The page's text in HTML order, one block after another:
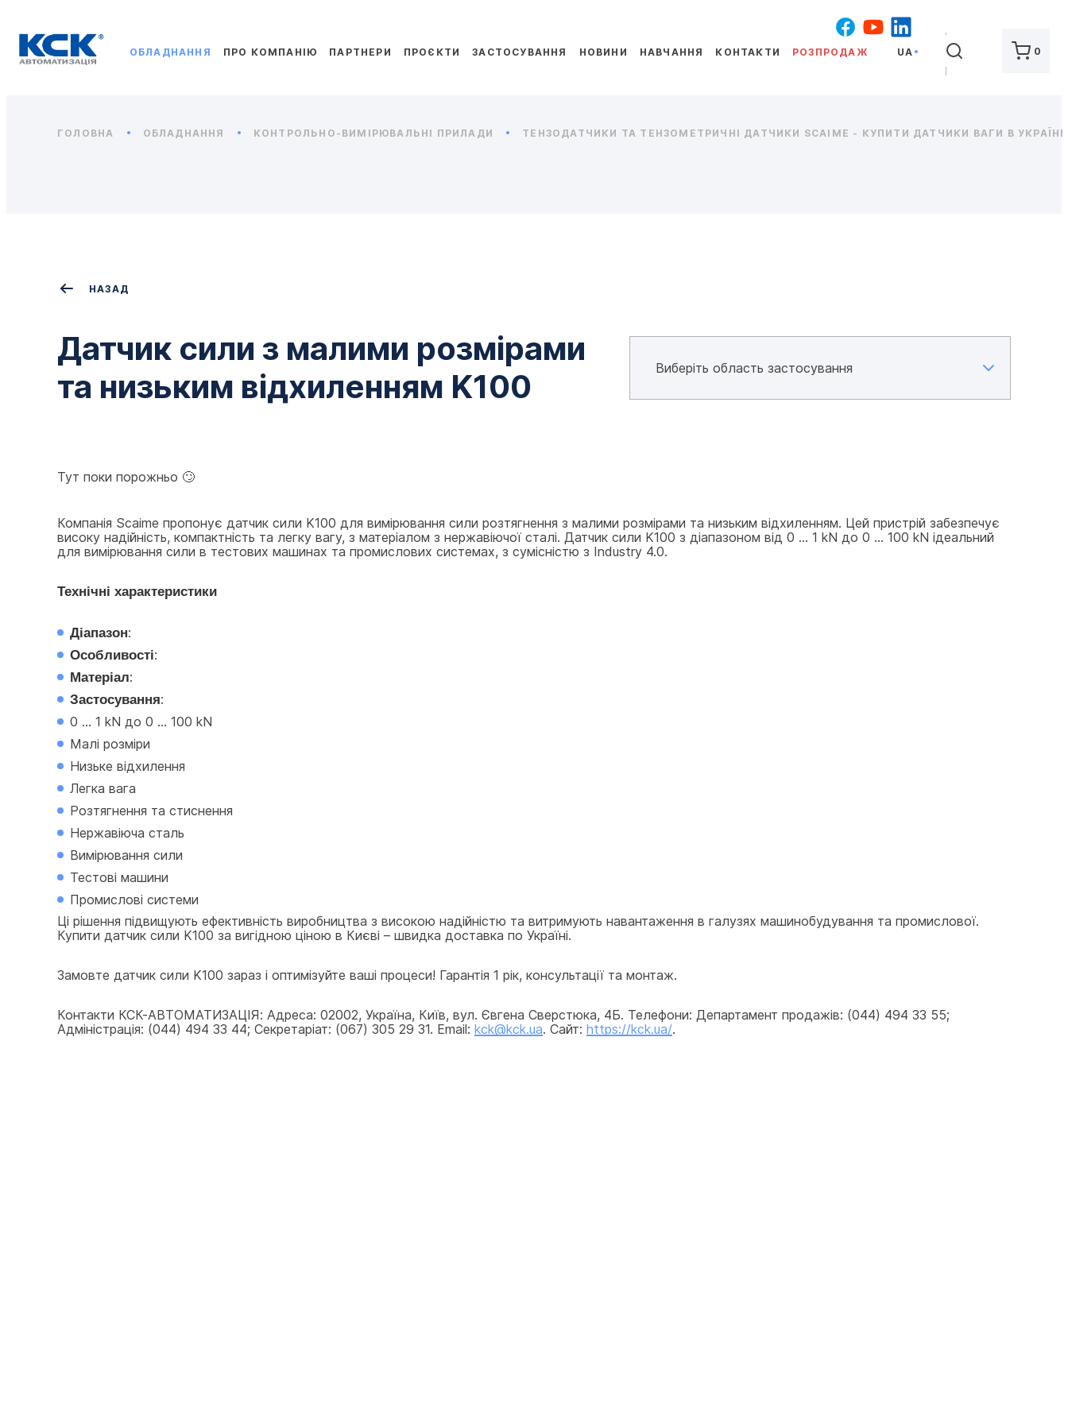
ОБЛАДНАННЯ ПРО КОМПАНІЮ ПАРТНЕРИ ПРОЄКТИ ЗАСТОСУВАННЯ НОВИНИ НАВЧАННЯ КОНТАКТИ РОЗПРОДАЖ UA ШУКАТИ 0
ГОЛОВНА ОБЛАДНАННЯ КОНТРОЛЬНО-ВИМІРЮВАЛЬНІ ПРИЛАДИ ТЕНЗОДАТЧИКИ ТА ТЕНЗОМЕТРИЧНІ ДАТЧИКИ SCAIME - КУПИТИ ДАТЧИКИ ВАГИ В
НАЗАД
Датчик сили з малими розмірами
та низьким відхиленням K100
Тут поки порожньо 🙄
Компанія Scaime пропонує датчик сили K100 для вимірювання сили розтягнення з малими розмірами та низьким відхиленням. Цей пристрій забезпечує
високу надійність, компактність та легку вагу, з матеріалом з нержавіючої сталі. Датчик сили K100 з діапазоном від 0 ... 1 kN до 0 ... 100 kN ідеальний
для вимірювання сили в тестових машинах та промислових системах, з сумісністю з Industry 4.0.
Технічні характеристики
Діапазон:
Особливості:
Матеріал:
Застосування:
0 ... 1 kN до 0 ... 100 kN
Малі розміри
Низьке відхилення
Легка вага
Розтягнення та стиснення
Нержавіюча сталь
Вимірювання сили
Тестові машини
Промислові системи
Ці рішення підвищують ефективність виробництва з високою надійністю та витримують навантаження в галузях машинобудування та промислової.
Купити датчик сили K100 за вигідною ціною в Києві – швидка доставка по Україні.
Замовте датчик сили K100 зараз і оптимізуйте ваші процеси! Гарантія 1 рік, консультації та монтаж.
Контакти КСК-АВТОМАТИЗАЦІЯ: Адреса: 02002, Україна, Київ, вул. Євгена Сверстюка, 4Б. Телефони: Департамент продажів: (044) 494 33 55;
Адміністрація: (044) 494 33 44; Секретаріат: (067) 305 29 31. Email: kck@kck.ua. Сайт: https://kck.ua/.